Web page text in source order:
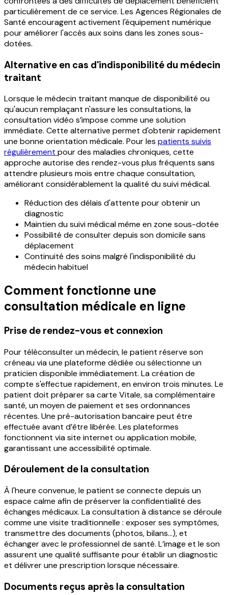
particulièrement de ce service. Les Agences Régionales de
Santé encouragent activement l'équipement numérique
pour améliorer l'accès aux soins dans les zones sous-
dotées.
Alternative en cas d'indisponibilité du médecin
traitant
Lorsque le médecin traitant manque de disponibilité ou
qu'aucun remplaçant n'assure les consultations, la
consultation vidéo s’impose comme une solution
immédiate. Cette alternative permet d'obtenir rapidement
une bonne orientation médicale. Pour les patients suivis
régulièrement pour des maladies chroniques, cette
approche autorise des rendez-vous plus fréquents sans
attendre plusieurs mois entre chaque consultation,
améliorant considérablement la qualité du suivi médical.
Réduction des délais d'attente pour obtenir un
diagnostic
Maintien du suivi médical même en zone sous-dotée
Possibilité de consulter depuis son domicile sans
déplacement
Continuité des soins malgré l'indisponibilité du
médecin habituel
Comment fonctionne une
consultation médicale en ligne
Prise de rendez-vous et connexion
Pour téléconsulter un médecin, le patient réserve son
créneau via une plateforme dédiée ou sélectionne un
praticien disponible immédiatement. La création de
compte s'effectue rapidement, en environ trois minutes. Le
patient doit préparer sa carte Vitale, sa complémentaire
santé, un moyen de paiement et ses ordonnances
récentes. Une pré-autorisation bancaire peut être
effectuée avant d’être libérée. Les plateformes
fonctionnent via site internet ou application mobile,
garantissant une accessibilité optimale.
Déroulement de la consultation
À l'heure convenue, le patient se connecte depuis un
espace calme afin de préserver la confidentialité des
échanges médicaux. La consultation à distance se déroule
comme une visite traditionnelle : exposer ses symptômes,
transmettre des documents (photos, bilans…), et
échanger avec le professionnel de santé. L’image et le son
assurent une qualité suffisante pour établir un diagnostic
et délivrer une prescription lorsque nécessaire.
Documents reçus après la consultation